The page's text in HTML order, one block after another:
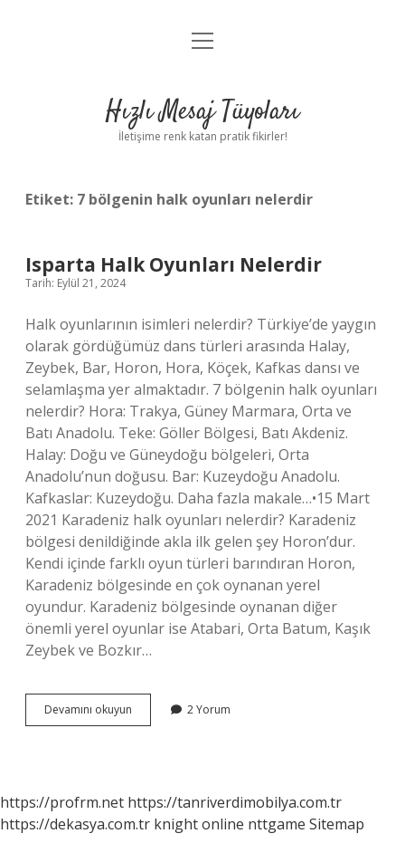
Anasayfa
Yasal Uyarı
menüyü
Hızlı Mesaj Tüyoları
İletişime renk katan pratik fikirler!
Etiket: 7 bölgenin halk oyunları nelerdir
Isparta Halk Oyunları Nelerdir
Tarih: Eylül 21, 2024
Halk oyunlarının isimleri nelerdir? Türkiye’de yaygın
olarak gördüğümüz dans türleri arasında Halay,
Zeybek, Bar, Horon, Hora, Köçek, Kafkas dansı ve
selamlaşma yer almaktadır. 7 bölgenin halk oyunları
nelerdir? Hora: Trakya, Güney Marmara, Orta ve
Batı Anadolu. Teke: Göller Bölgesi, Batı Akdeniz.
Halay: Doğu ve Güneydoğu bölgeleri, Orta
Anadolu’nun doğusu. Bar: Kuzeydoğu Anadolu.
Kafkaslar: Kuzeydoğu. Daha fazla makale…•15 Mart
2021 Karadeniz halk oyunları nelerdir? Karadeniz
bölgesi denildiğinde akla ilk gelen şey Horon’dur.
Kendi içinde farklı oyun türleri barındıran Horon,
Karadeniz bölgesinde en çok oynanan yerel
oyundur. Karadeniz bölgesinde oynanan diğer
önemli yerel oyunlar ise Atabari, Orta Batum, Kaşık
Zeybek ve Bozkır…
Devamını okuyun
Halk
2 Yorum
https://profrm.net https://tanriverdimobilya.com.tr
https://dekasya.com.tr knight online nttgame Sitemap